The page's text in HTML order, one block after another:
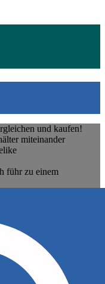
und kaufen!
miteinander
führ zu einem